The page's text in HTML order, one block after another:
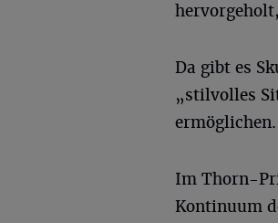
Da gibt es
„stilvolles
ermöglichen.
Im Thorn-
Kontinuum